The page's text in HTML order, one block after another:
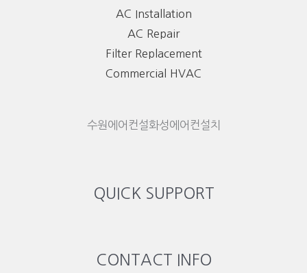
AC Installation
AC Repair
Filter Replacement
Commercial HVAC
수원에어컨설화성에어컨설치
QUICK SUPPORT
CONTACT INFO